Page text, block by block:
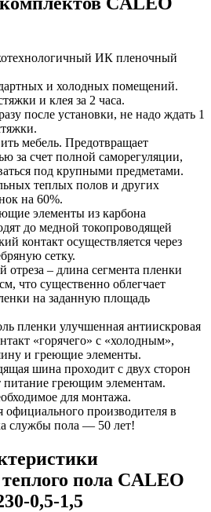
ИК пленочный
и холодных помещений.
и клея за 2 часа.
после установки, не надо ждать 1
мебель. Предотвращает
за счет полной саморегуляции,
под крупными предметами.
теплых полов и других
на 60%.
элементы из карбона
до медной токопроводящей
контакт осуществляется через
сетку.
– длина сегмента пленки
что существенно облегчает
на заданную площадь
пленки улучшенная антиискровая
«горячего» с «холодным»,
и греющие элементы.
шина проходит с двух сторон
питание греющим элементам.
для монтажа.
официального производителя в
службы пола — 50 лет!
пола CALEO
0,5-1,5